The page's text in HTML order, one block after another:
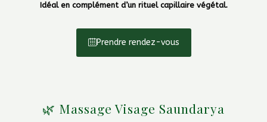
Idéal en complément d’un rituel capillaire végétal.
Prendre rendez-vous
🌿 Massage Visage Saundarya